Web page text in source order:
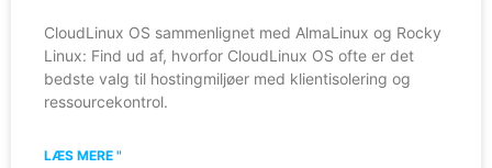
CloudLinux OS sammenlignet med AlmaLinux og Rocky
Linux: Find ud af, hvorfor CloudLinux OS ofte er det
bedste valg til hostingmiljøer med klientisolering og
ressourcekontrol.
LÆS MERE "